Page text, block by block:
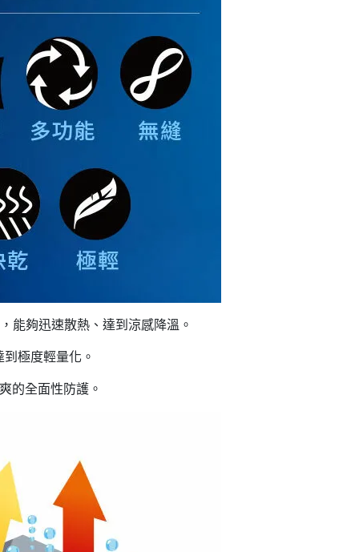
能夠迅速散熱、達到涼感降溫。
極度輕量化。
的全面性防護。